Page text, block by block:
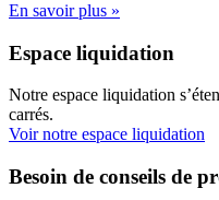
En savoir plus »
Espace liquidation
Notre espace liquidation
carrés.
Voir notre espace liquidation
Besoin de conseils de